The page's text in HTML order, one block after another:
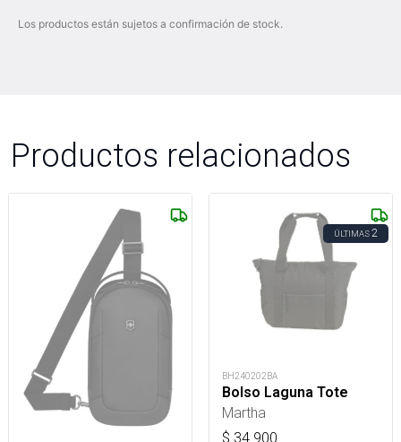
Los productos están sujetos a confirmación de stock.
Productos relacionados
ÚLTIMAS2
BH240202BA
Bolso Laguna Tote
Martha
$ 34.900